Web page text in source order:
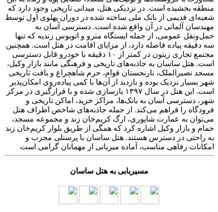
منطقه بخشیده است. در نزدیکی هتل، میدانی تاریخی وجود دارد که
شعبه‌ای قدیمی از بانک ملی ساخته شده در دوران پهلوی اول توسط
مهندسان آلمانی در آن واقع شده است. دسترسی آسان به
حمل‌ونقل عمومی، از جمله ایستگاه مترو و اتوبوس زندیه که تنها
سه دقیقه پیاده فاصله دارد، از مزایای اقامت در هتل است. همچنین
مجتمع تجاری زیتون در کمتر از ۱۰ دقیقه با خودرو قابل دسترسی
است. هتل ساسان به جاذبه‌های تاریخی و فرهنگی مانند بازار وکیل،
مسجد نصیرالملک، نارنجستان قوام، حرم شاهچراغ و بافت تاریخی
شهر بسیار نزدیک بوده و بازدید از آن‌ها با کمی پیاده‌روی امکان‌پذیر
است. این هتل در سال ۱۳۹۷ بازسازی شده و با قرارگیری در مرکز
شهر، دسترسی آسان به بانک‌ها، مراکز خرید، اماکن تاریخی و
فرودگاه را فراهم می‌کند. از جمله جاذبه‌های شاخص اطراف هتل
می‌توان به عمارت شاپوری، ارگ کریم‌خان زند و مجموعه مسجد،
حمام و بازار وکیل اشاره کرد که همگی از طریق بلوار کریم‌خان زند
به راحتی در دسترس هستند. هتل ساسان با پرسنلی مجرب و
امکانات رفاهی مناسب، آماده میزبانی از مهمانان گرامی است
مسیربابی به هتل ساسان